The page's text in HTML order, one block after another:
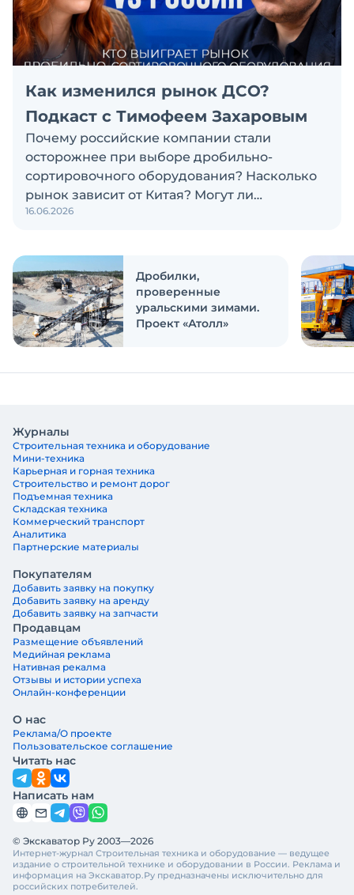
Как изменился рынок ДСО?
Подкаст с Тимофеем Захаровым
Почему российские компании стали
осторожнее при выборе дробильно-
сортировочного оборудования? Насколько
рынок зависит от Китая? Могут ли
российские и китайские производители
обсуждаем в новом выпуске подкаста
«Честно и открыто с Экскаватор Ру»
16.06.2026
Дробилки,
проверенные
уральскими зимами.
Проект «Атолл»
Журналы
Строительная техника и оборудование
Мини-техника
Карьерная и горная техника
Строительство и ремонт дорог
Подъемная техника
Складская техника
Коммерческий транспорт
Аналитика
Партнерские материалы
Покупателям
Добавить заявку на покупку
Добавить заявку на аренду
Добавить заявку на запчасти
Продавцам
Размещение объявлений
Медийная реклама
Нативная рекалма
Отзывы и истории успеха
Онлайн-конференции
О нас
Реклама/О проекте
Пользовательское соглашение
Читать нас
Написать нам
© Экскаватор Ру 2003—2026
Интернет-журнал Строительная техника и оборудование — ведущее
издание о строительной технике и оборудовании в России. Реклама и
информация на Экскаватор.Ру предназначены исключительно для
российских потребителей.